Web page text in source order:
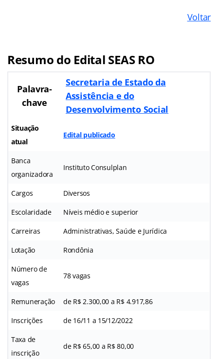
Voltar
Resumo do Edital SEAS RO
Palavra-
chave
Secretaria de Estado da
Assistência e do
Desenvolvimento Social
Situação
atual
Edital publicado
Banca
organizadora
Instituto Consulplan
Cargos Diversos
Escolaridade Níveis médio e superior
Carreiras Administrativas, Saúde e Jurídica
Lotação Rondônia
Número de
vagas
78 vagas
Remuneração de R$ 2.300,00 a R$ 4.917,86
Inscrições de 16/11 a 15/12/2022
Taxa de
inscrição
de R$ 65,00 a R$ 80,00